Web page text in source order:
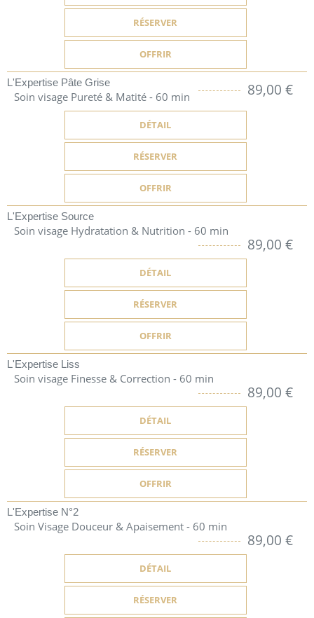
RÉSERVER
OFFRIR
L'Expertise Pâte Grise
Soin visage Pureté & Matité - 60 min 89,00 €
DÉTAIL
RÉSERVER
OFFRIR
L'Expertise Source
Soin visage Hydratation & Nutrition - 60 min
89,00 €
DÉTAIL
RÉSERVER
OFFRIR
L'Expertise Liss
Soin visage Finesse & Correction - 60 min
89,00 €
DÉTAIL
RÉSERVER
OFFRIR
L'Expertise N°2
Soin Visage Douceur & Apaisement - 60 min
89,00 €
DÉTAIL
RÉSERVER